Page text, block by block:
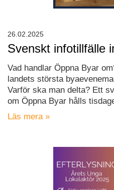
Svenskt infotillfälle
Vad handlar Öppna Byar
landets största
Varför ska man delta? Ett
om Öppna Byar hålls
Läs mera »
26.02.2025